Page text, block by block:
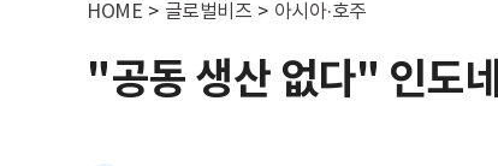
HOME > 글로벌비즈 > 아시아·호주
"공동 생산 없다" 인도